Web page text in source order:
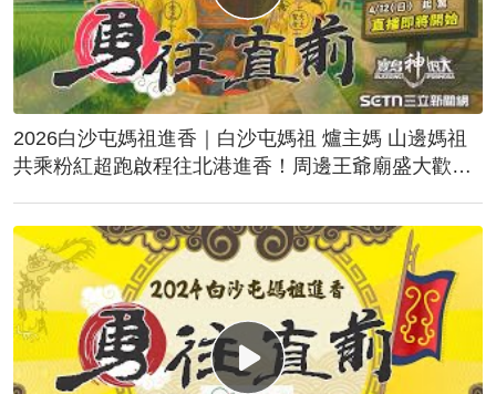
2026白沙屯媽祖進香｜白沙屯媽祖 爐主媽 山邊媽祖
共乘粉紅超跑啟程往北港進香！周邊王爺廟盛大歡